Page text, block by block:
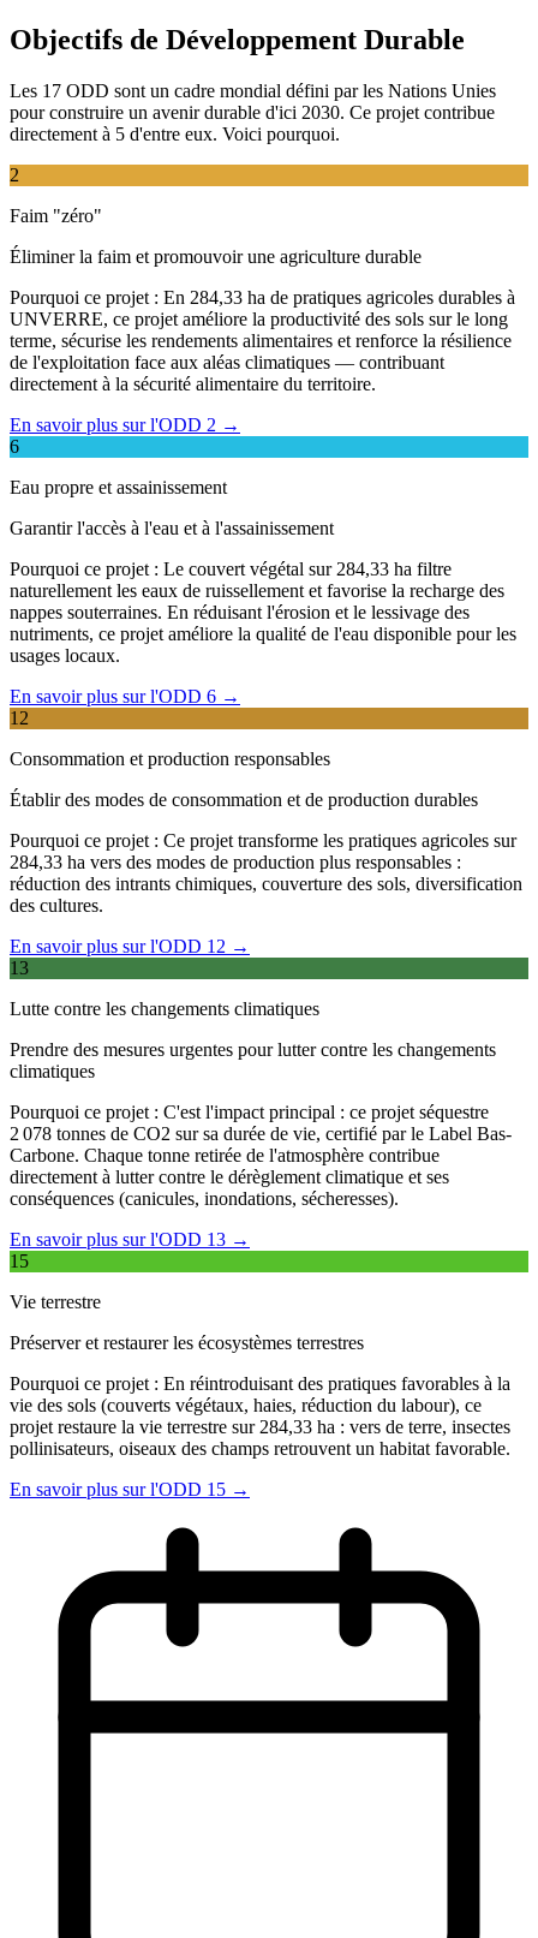
Objectifs de Développement Durable
Les 17 ODD sont un cadre mondial défini par les Nations Unies
pour construire un avenir durable d'ici 2030. Ce projet contribue
directement à 5 d'entre eux. Voici pourquoi.
2
Faim "zéro"
Éliminer la faim et promouvoir une agriculture durable
Pourquoi ce projet : En 284,33 ha de pratiques agricoles durables à
UNVERRE, ce projet améliore la productivité des sols sur le long
terme, sécurise les rendements alimentaires et renforce la résilience
de l'exploitation face aux aléas climatiques — contribuant
directement à la sécurité alimentaire du territoire.
En savoir plus sur l'ODD 2 →
6
Eau propre et assainissement
Garantir l'accès à l'eau et à l'assainissement
Pourquoi ce projet : Le couvert végétal sur 284,33 ha filtre
naturellement les eaux de ruissellement et favorise la recharge des
nappes souterraines. En réduisant l'érosion et le lessivage des
nutriments, ce projet améliore la qualité de l'eau disponible pour les
usages locaux.
En savoir plus sur l'ODD 6 →
12
Consommation et production responsables
Établir des modes de consommation et de production durables
Pourquoi ce projet : Ce projet transforme les pratiques agricoles sur
284,33 ha vers des modes de production plus responsables :
réduction des intrants chimiques, couverture des sols, diversification
des cultures.
En savoir plus sur l'ODD 12 →
13
Lutte contre les changements climatiques
Prendre des mesures urgentes pour lutter contre les changements
climatiques
Pourquoi ce projet : C'est l'impact principal : ce projet séquestre
2 078 tonnes de CO2 sur sa durée de vie, certifié par le Label Bas-
Carbone. Chaque tonne retirée de l'atmosphère contribue
directement à lutter contre le dérèglement climatique et ses
conséquences (canicules, inondations, sécheresses).
En savoir plus sur l'ODD 13 →
15
Vie terrestre
Préserver et restaurer les écosystèmes terrestres
Pourquoi ce projet : En réintroduisant des pratiques favorables à la
vie des sols (couverts végétaux, haies, réduction du labour), ce
projet restaure la vie terrestre sur 284,33 ha : vers de terre, insectes
pollinisateurs, oiseaux des champs retrouvent un habitat favorable.
En savoir plus sur l'ODD 15 →